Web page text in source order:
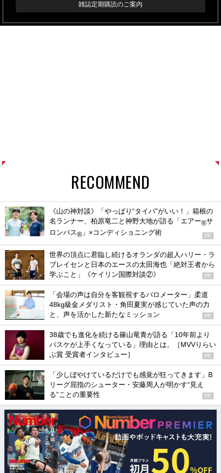
雑誌定期購読のご案内
RECOMMEND
《山の神対談》「やっぱり“タイパ”がいい！」箱根の
名ランナー、柏原竜二と神野大地が語る「エアー®サ
ロンパス® 」×コンディショニング術 PR
世界の頂点に君臨し続けるオランダの超人ハリー・ラ
ブレイセンと日本のエースの太田海也「絶対王者から
学ぶこと」《ケイリン国際対談②》
PR
「会場の声は自分を客観視するバロメーター」柔道
48kg級金メダリスト・角田夏実が感じていた声の力
と、声を活かした新たなミッション
PR
38歳でも進化を続ける篠山竜青が語る「10年前より
バスケが上手くなっている」理由とは。［MVVりらい
ぶ賞 受賞者インタビュー］
PR
「少しぼやけているだけでも感覚が狂ってきます」B
リーグ屈指のシューター・安藤周人が明かす“見え
る”ことの重要性
PR